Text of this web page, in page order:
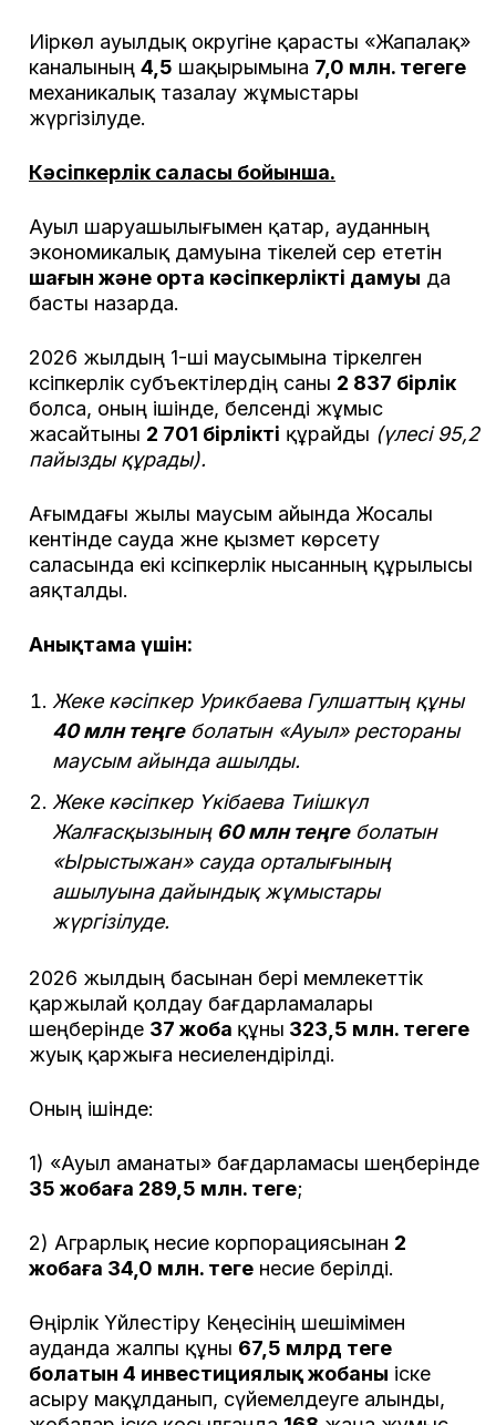
Иіркөл ауылдық округіне қарасты «Жапалақ»
каналының 4,5 шақырымына 7,0 млн. теңгеге
механикалық тазалау жұмыстары
жүргізілуде.
Кәсіпкерлік саласы бойынша.
Ауыл шаруашылығымен қатар, ауданның
экономикалық дамуына тікелей әсер ететін
шағын және орта кәсіпкерліктің дамуы да
басты назарда.
2026 жылдың 1-ші маусымына тіркелген
кәсіпкерлік субъектілердің саны 2 837 бірлік
болса, оның ішінде, белсенді жұмыс
жасайтыны 2 701 бірлікті құрайды (үлесі 95,2
пайызды құрады).
Ағымдағы жылы маусым айында Жосалы
кентінде сауда және қызмет көрсету
саласында екі кәсіпкерлік нысанның құрылысы
аяқталды.
Анықтама үшін:
Жеке кәсіпкер Урикбаева Гулшаттың құны
40 млн теңгеболатын «Ауыл» рестораны
маусым айында ашылды.
Жеке кәсіпкер Үкібаева Тиішкүл
Жалғасқызының 60 млн теңгеболатын
«Ырыстыжан» сауда орталығының
ашылуына дайындық жұмыстары
жүргізілуде.
2026 жылдың басынан бері мемлекеттік
қаржылай қолдау бағдарламалары
шеңберінде 37 жоба құны 323,5 млн. теңгеге
жуық қаржыға несиелендірілді.
Оның ішінде:
1) «Ауыл аманаты» бағдарламасы шеңберінде
35 жобаға 289,5 млн. теңге;
2) Аграрлық несие корпорациясынан 2
жобаға 34,0 млн. теңге несие берілді.
Өңірлік Үйлестіру Кеңесінің шешімімен
ауданда жалпы құны 67,5 млрд теңге
болатын 4 инвестициялық жобаны іске
асыру мақұлданып, сүйемелдеуге алынды,